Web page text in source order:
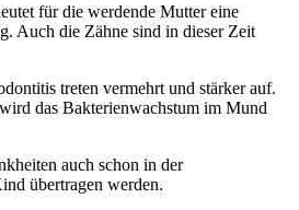
für die werdende Mutter eine
Auch die Zähne sind in dieser Zeit
treten vermehrt und stärker auf.
das Bakterienwachstum im Mund
auch schon in der
übertragen werden.